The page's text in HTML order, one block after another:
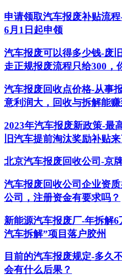
申请领取汽车报废补贴流
6月1日起申领
汽车报废可以得多少钱-废
走正规报废流程只给300，
汽车报废回收点价格-从事
意利润大，回收与拆解能赚
2023年汽车报废新政策-最
旧汽车提前淘汰奖励补贴来
北京汽车报废回收公司-京
汽车报废回收公司企业资
公司，注册资金有要求吗？
新能源汽车报废厂-年拆解
汽车拆解”项目落户胶州
目前的汽车报废规定-多久
会有什么后果？